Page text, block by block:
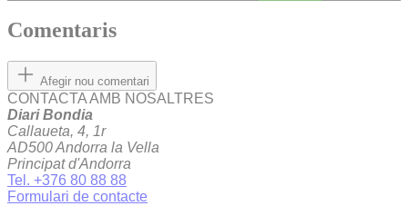
Comentaris
Afegir nou comentari
CONTACTA AMB NOSALTRES
Diari Bondia
Callaueta, 4, 1r
AD500 Andorra la Vella
Principat d'Andorra
Tel. +376 80 88 88
Formulari de contacte